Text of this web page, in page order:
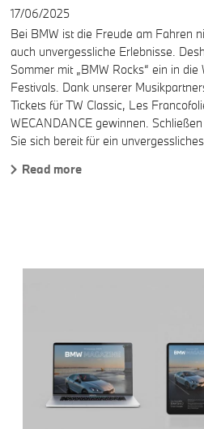
17/06/2025
Bei BMW ist die Freude am Fahren
auch unvergessliche Erlebnisse.
Sommer mit „BMW Rocks“ ein in
Festivals. Dank unserer
Tickets für TW Classic, Les
WECANDANCE gewinnen.
Sie sich bereit für ein
Read more